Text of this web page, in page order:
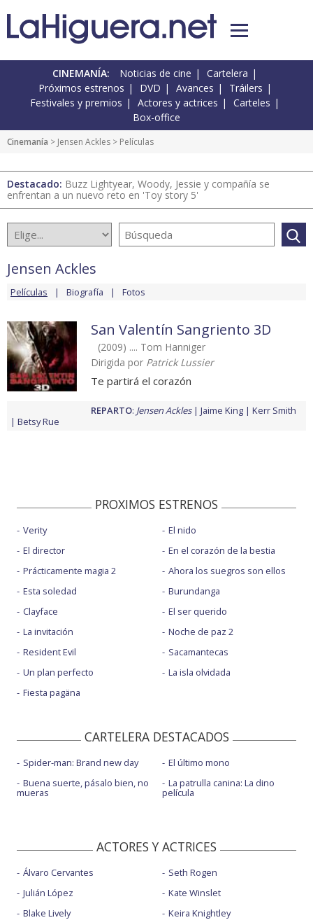
CINEMANÍA: Noticias de cine
Cartelera
Próximos estrenos
DVD Avances
Tráilers
Festivales y premios
Actores y actrices
Carteles
Box-office
Cinemanía > Jensen Ackles > Películas
Destacado: Buzz Lightyear, Woody, Jessie y compañía se
enfrentan a un nuevo reto en 'Toy story 5'
Jensen Ackles
Películas Biografía Fotos
San Valentín Sangriento 3D
(2009) .... Tom Hanniger
Dirigida por Patrick Lussier
Te partirá el corazón
REPARTO: Jensen Ackles Jaime King
Kerr Smith
Betsy Rue
PROXIMOS ESTRENOS
Verity
El director
Prácticamente magia 2
Esta soledad
Clayface
La invitación
Resident Evil
Un plan perfecto
Fiesta pagäna
El nido
En el corazón de la bestia
Ahora los suegros son ellos
Burundanga
El ser querido
Noche de paz 2
Sacamantecas
La isla olvidada
CARTELERA DESTACADOS
Spider-man: Brand new day
Buena suerte, pásalo bien, no
mueras
El último mono
La patrulla canina: La dino
película
ACTORES Y ACTRICES
Álvaro Cervantes
Julián López
Blake Lively
Seth Rogen
Kate Winslet
Keira Knightley